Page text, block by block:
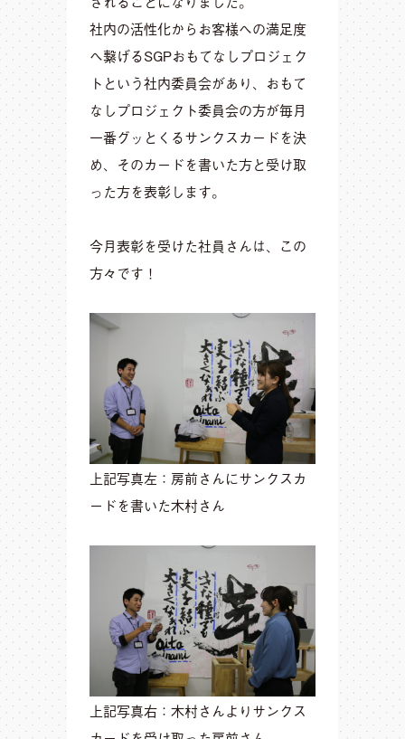
社内の活性化からお客様への満足度
へ繋げるSGPおもてなしプロジェク
トという社内委員会があり、おもて
なしプロジェクト委員会の方が毎月
一番グッとくるサンクスカードを決
め、そのカードを書いた方と受け取
った方を表彰します。
今月表彰を受けた社員さんは、この
方々です！
上記写真左：房前さんにサンクスカ
ードを書いた木村さん
上記写真右：木村さんよりサンクス